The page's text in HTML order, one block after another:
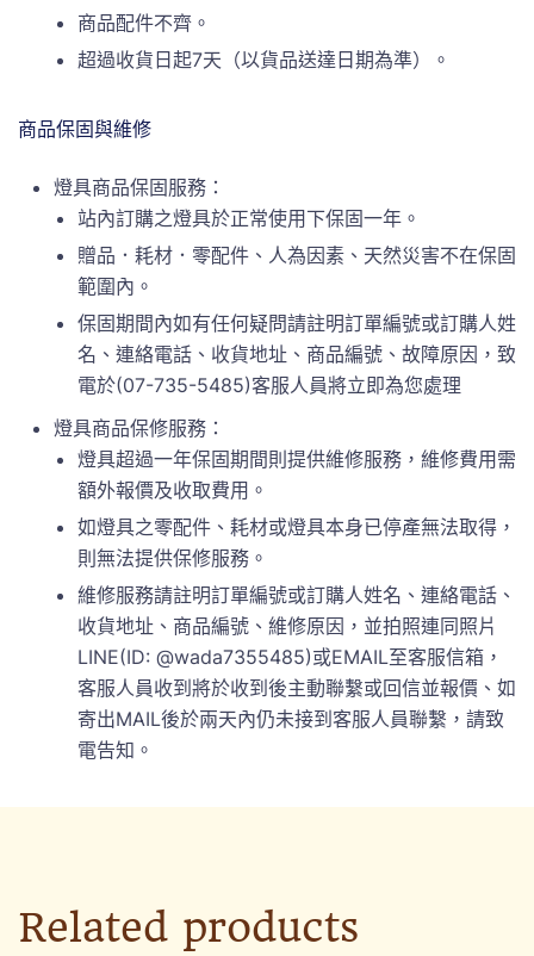
商品配件不齊。
超過收貨日起7天（以貨品送達日期為準）。
商品保固與維修
燈具商品保固服務：
站內訂購之燈具於正常使用下保固一年。
贈品．耗材．零配件、人為因素、天然災害不在保固
範圍內。
保固期間內如有任何疑問請註明訂單編號或訂購人姓
名、連絡電話、收貨地址、商品編號、故障原因，致
電於(07-735-5485)客服人員將立即為您處理
燈具商品保修服務：
燈具超過一年保固期間則提供維修服務，維修費用需
額外報價及收取費用。
如燈具之零配件、耗材或燈具本身已停產無法取得，
則無法提供保修服務。
維修服務請註明訂單編號或訂購人姓名、連絡電話、
收貨地址、商品編號、維修原因，並拍照連同照片
LINE(ID: @wada7355485)或EMAIL至客服信箱，
客服人員收到將於收到後主動聯繫或回信並報價、如
寄出MAIL後於兩天內仍未接到客服人員聯繫，請致
電告知。
Related products